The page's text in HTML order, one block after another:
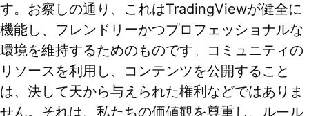
す。お察しの通り、これはTradingViewが健全に
機能し、フレンドリーかつプロフェッショナルな
環境を維持するためのものです。コミュニティの
リソースを利用し、コンテンツを公開すること
は、決して天から与えられた権利などではありま
せん。それは、私たちの価値観を尊重し、ルール